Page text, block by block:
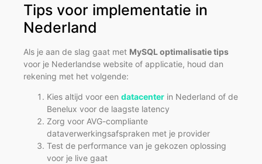
Tips voor implementatie in
Nederland
Als je aan de slag gaat met MySQL optimalisatie tips
voor je Nederlandse website of applicatie, houd dan
rekening met het volgende:
Kies altijd voor een datacenter in Nederland of de
Benelux voor de laagste latency
Zorg voor AVG-compliante
dataverwerkingsafspraken met je provider
Test de performance van je gekozen oplossing
voor je live gaat